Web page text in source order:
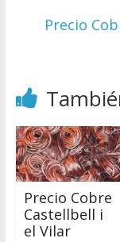
Precio
Precio Cobre
Castellbell i
el Vilar